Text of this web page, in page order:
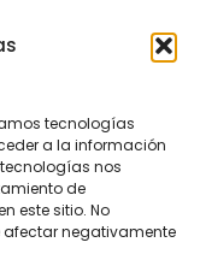
tecnologías
a la información
nos
de
este sitio. No
afectar negativamente